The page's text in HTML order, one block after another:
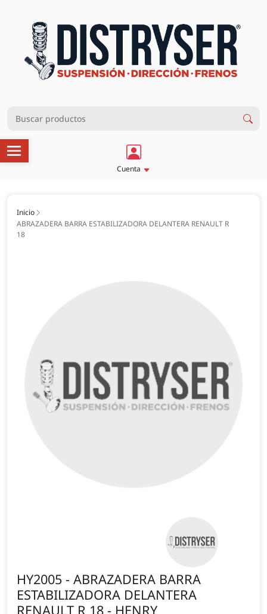
Cuenta
Inicio
ABRAZADERA BARRA ESTABILIZADORA DELANTERA RENAULT R
18
HY2005 - ABRAZADERA BARRA
ESTABILIZADORA DELANTERA
RENAULT R 18 - HENRY